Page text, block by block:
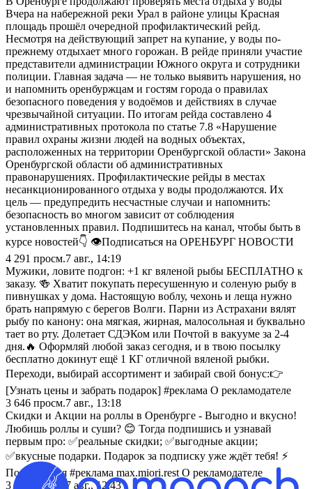
Вчера на набережной реки Урал в районе улицы Красная
площадь прошёл очередной профилактический рейд.
Несмотря на действующий запрет на купание, у воды по-
прежнему отдыхает много горожан. В рейде приняли участие
представители администрации Южного округа и сотрудники
полиции. Главная задача — не только выявить нарушения, но
и напомнить оренбуржцам и гостям города о правилах
безопасного поведения у водоёмов и действиях в случае
чрезвычайной ситуации. По итогам рейда составлено 4
административных протокола по статье 7.8 «Нарушение
правил охраны жизни людей на водных объектах,
расположенных на территории Оренбургской области» Закона
Оренбургской области об административных
правонарушениях. Профилактические рейды в местах
несанкционированного отдыха у воды продолжаются. Их
цель — предупредить несчастные случаи и напомнить:
безопасность во многом зависит от соблюдения
установленных правил. Подпишитесь на канал, чтобы быть в
курсе новостей👇 👁Подписаться на ОРЕНБУРГ НОВОСТИ
4 291 просм.7 авг., 14:19
Мужики, ловите подгон: +1 кг вяленой рыбы БЕСПЛАТНО к
заказу. 🍻 Хватит покупать пересушенную и соленую рыбу в
пивнушках у дома. Настоящую воблу, чехонь и леща нужно
брать напрямую с берегов Волги. Парни из Астрахани вялят
рыбу по канону: она мягкая, жирная, малосольная и буквально
тает во рту. Долетает СДЭКом или Почтой в вакууме за 2-4
дня.🔥 Оформляй любой заказ сегодня, и в твою посылку
бесплатно докинут ещё 1 КГ отличной вяленой рыбки.
Переходи, выбирай ассортимент и забирай свой бонус:👉
[Узнать цены и забрать подарок] #реклама О рекламодателе
3 646 просм.7 авг., 13:18
Скидки и Акции на роллы в Оренбурге - Выгодно и вкусно!
Любишь роллы и суши? 😊 Тогда подпишись и узнавай
первым про: ✅реальные скидки; ✅выгодные акции;
✅вкусные подарки. Подарок за подписку уже ждёт тебя! ⚡
Подписаться #реклама max.miori.rest О рекламодателе
3 480
просм. 7 авг., 12:43